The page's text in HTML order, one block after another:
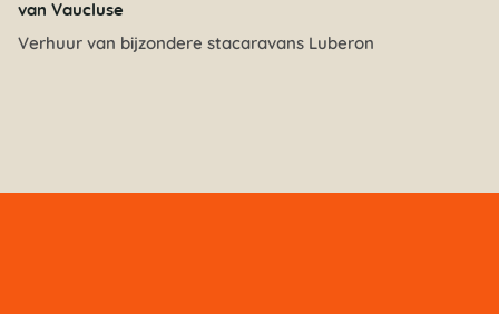
van Vaucluse
Verhuur van bijzondere stacaravans Luberon